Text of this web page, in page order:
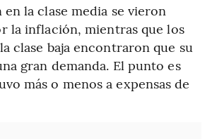
en la clase media se vieron
la inflación, mientras que los
clase baja encontraron que su
gran demanda. El punto es
más o menos a expensas de